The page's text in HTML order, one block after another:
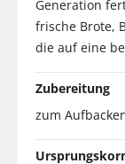
Generation
frische Brote,
die auf eine
Zubereitung
zum